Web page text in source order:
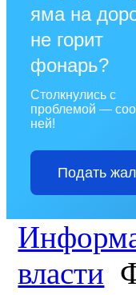
яма на
не горит
фонарь?
Столкнулись с
проблемой —
ней!
Подать
власти